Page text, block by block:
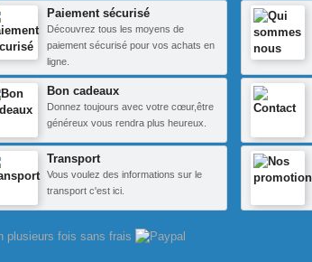
Paiement sécurisé
Découvrez tous les moyens de
paiement sécurisé pour vos achats en
ligne.
Bon cadeaux
Donnez toujours avec votre cœur,être
généreux vous rendra plus heureux.
Transport
Vous voulez des informations sur le
transport c'est ici.